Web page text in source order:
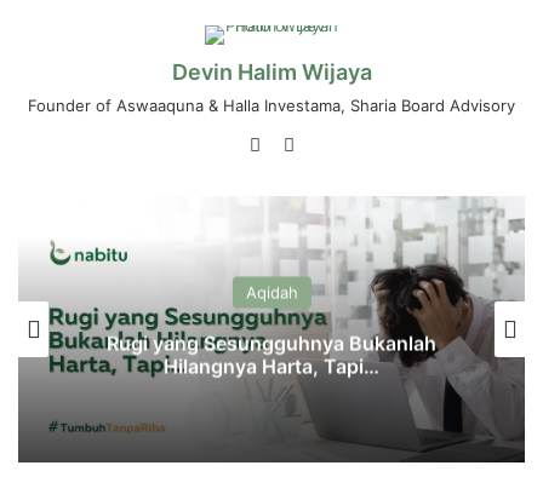
Devin Halim Wijaya
Founder of Aswaaquna & Halla Investama, Sharia Board Advisory
LinkedIn
Aqidah
Rugi yang Sesungguhnya Bukanlah
Hilangnya Harta, Tapi…